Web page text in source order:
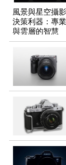
風景與星空攝
決策利器：專
與雲層的智慧
App「Atmos」